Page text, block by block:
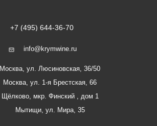
+7 (495) 644-36-70
info@krymwine.ru
Москва, ул. Люсиновская, 36/50
Москва, ул. 1-я Брестская, 66
Щёлково, мкр. Финский , дом 1
Мытищи, ул. Мира, 35